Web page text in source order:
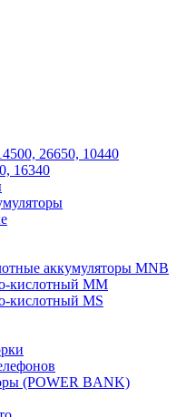
26650, 10440
16340
аккумуляторы MNB
кислотный MM
кислотный MS
(POWER BANK)